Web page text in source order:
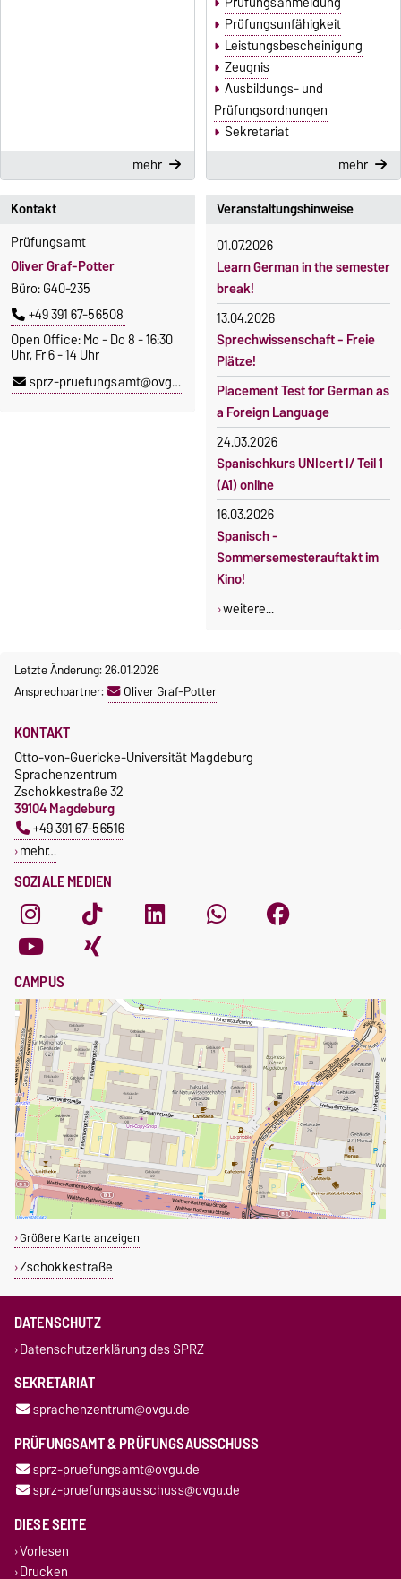
mehr
Prüfungsunfähigkeit
Leistungsbescheinigung
Zeugnis
Ausbildungs- und
Prüfungsordnungen
Sekretariat
mehr
Kontakt
Prüfungsamt
Oliver Graf-Potter
Büro: G40-235
+49 391 67-56508
Open Office: Mo - Do 8 - 16:30
Uhr, Fr 6 - 14 Uhr
sprz-pruefungsamt@ovgu.de
Veranstaltungshinweise
01.07.2026
Learn German in the semester
break!
13.04.2026
Sprechwissenschaft - Freie
Plätze!
Placement Test for German as
a Foreign Language
24.03.2026
Spanischkurs UNIcert I/ Teil 1
(A1) online
16.03.2026
Spanisch -
Sommersemesterauftakt im
Kino!
weitere...
Letzte Änderung: 26.01.2026
Ansprechpartner:
Oliver Graf-Potter
SOZIALE MEDIEN
KONTAKT
Otto-von-Guericke-Universität Magdeburg
Sprachenzentrum
Zschokkestraße 32
39104 Magdeburg
+49 391 67-56516
mehr…
CAMPUS
Größere Karte anzeigen
Zschokkestraße
DATENSCHUTZ
Datenschutzerklärung des SPRZ
SEKRETARIAT
sprachenzentrum@ovgu.de
PRÜFUNGSAMT & PRÜFUNGSAUSSCHUSS
sprz-pruefungsamt@ovgu.de
sprz-pruefungsausschuss@ovgu.de
DIESE SEITE
Vorlesen
Drucken